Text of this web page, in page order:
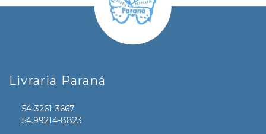
Livraria Paraná
54-3261-3667
54.99214-8823